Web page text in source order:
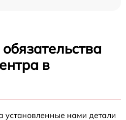
в
установленные нами детали